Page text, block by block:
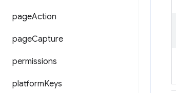
pageAction
pageCapture
permissions
platformKeys